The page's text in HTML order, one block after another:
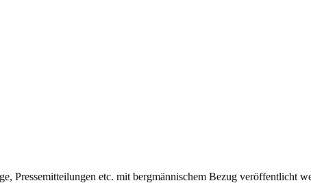
Pressemitteilungen etc. mit bergmännischem Bezug veröffentlicht